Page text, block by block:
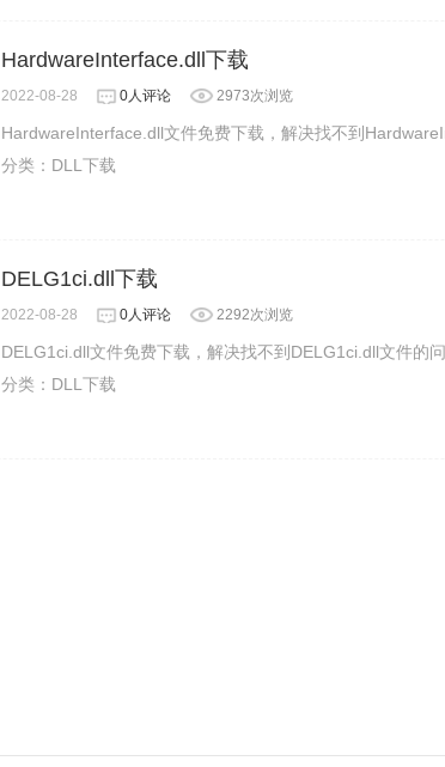
HardwareInterface.dll下载
2022-08-28 0人评论 2973次浏览
HardwareInterface.dll文件免费下载，解决找不到
分类： DLL下载
DELG1ci.dll下载
2022-08-28 0人评论 2292次浏览
DELG1ci.dll文件免费下载，解决找不到DELG1ci.dll文件的问
分类： DLL下载